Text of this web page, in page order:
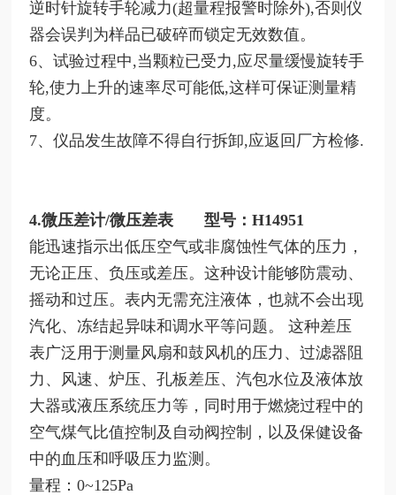
逆时针旋转手轮减力(超量程报警时除外),否则仪
器会误判为样品已破碎而锁定无效数值。
6、试验过程中,当颗粒已受力,应尽量缓慢旋转手
轮,使力上升的速率尽可能低,这样可保证测量精
度。
7、仪品发生故障不得自行拆卸,应返回厂方检修.
4.微压差计/微压差表 型号：H14951
能迅速指示出低压空气或非腐蚀性气体的压力，
无论正压、负压或差压。这种设计能够防震动、
摇动和过压。表内无需充注液体，也就不会出现
汽化、冻结起异味和调水平等问题。
这种差压
表广泛用于测量风扇和鼓风机的压力、过滤器阻
力、风速、炉压、孔板差压、汽包水位及液体放
大器或液压系统压力等，同时用于燃烧过程中的
空气煤气比值控制及自动阀控制，以及保健设备
中的血压和呼吸压力监测。
量程：0~125Pa